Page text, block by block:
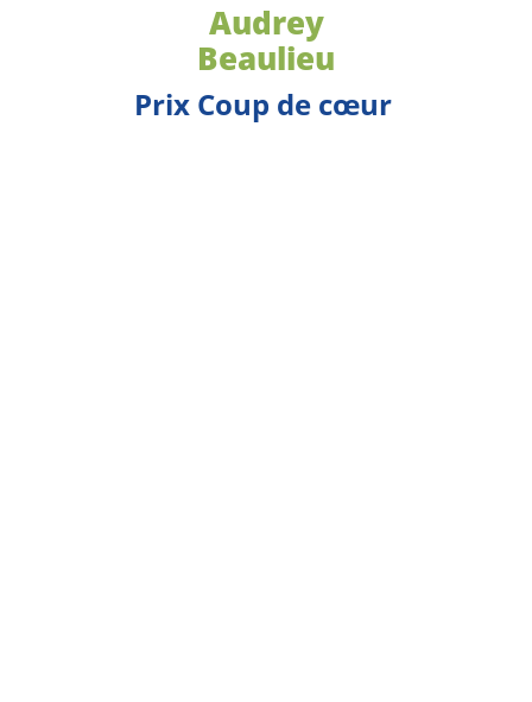
Audrey
Beaulieu
Prix Coup de cœur